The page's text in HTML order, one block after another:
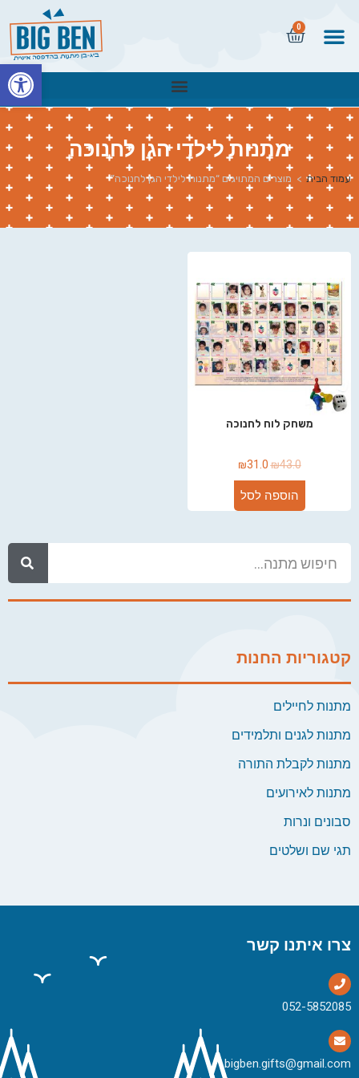
0
מתנות לילדי הגן לחנוכה
עמוד הבית > מוצרים המתויגים “מתנות לילדי הגן לחנוכה”
קטגוריות החנות
מתנות לחיילים
מתנות לגנים ותלמידים
מתנות לקבלת התורה
מתנות לאירועים
סבונים ונרות
תגי שם ושלטים
משחק לוח לחנוכה
₪43.0
₪31.0
הוספה לסל
צרו איתנו קשר
bigben.gifts@gmail.com